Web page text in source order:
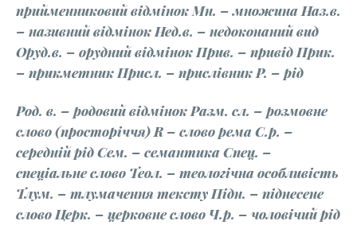
прийменниковий відмінок Мн. – множина Наз.в.
– називний відмінок Нед.в. – недоконаний вид
Оруд.в. – орудний відмінок Прив. – привід Прик.
– прикметник Присл. – прислівник Р. – рід
Род. в. – родовий відмінок Разм. сл. – розмовне
слово (просторіччя) R – слово рема С.р. –
середній рід Сем. – семантика Спец. –
спеціальне слово Теол. – теологічна особливість
Тлум. – тлумачення тексту Підн. – піднесене
слово Церк. – церковне слово Ч.р. – чоловічий рід